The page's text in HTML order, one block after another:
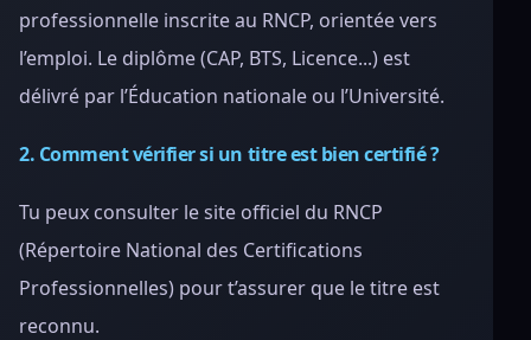
professionnelle inscrite au RNCP, orientée vers
l’emploi. Le diplôme (CAP, BTS, Licence...) est
délivré par l’Éducation nationale ou l’Université.
2. Comment vérifier si un titre est bien certifié ?
Tu peux consulter le site officiel du RNCP
(Répertoire National des Certifications
Professionnelles) pour t’assurer que le titre est
reconnu.